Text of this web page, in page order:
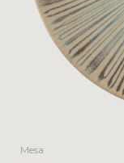
Mesa